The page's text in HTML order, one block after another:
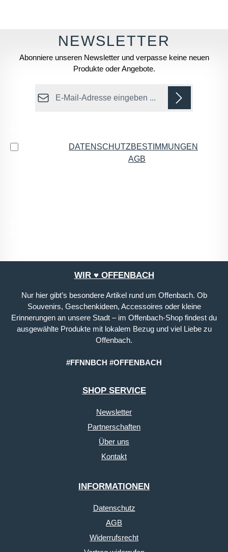
Abonniere unseren Newsletter und verpasse keine neuen
Produkte oder Angebote.
E-Mail-Adresse*
DATENSCHUTZBESTIMMUNGEN
AGB
WIR ♥ OFFENBACH
Nur hier gibt’s besondere Artikel rund um Offenbach. Ob
Souvenirs, Geschenkideen, Accessoires oder kleine
Erinnerungen an unsere Stadt – im Offenbach-Shop findest du
ausgewählte Produkte mit lokalem Bezug und viel Liebe zu
Offenbach.
#FFNNBCH #OFFENBACH
SHOP SERVICE
Newsletter
Partnerschaften
Über uns
Kontakt
INFORMATIONEN
Datenschutz
AGB
Widerrufsrecht